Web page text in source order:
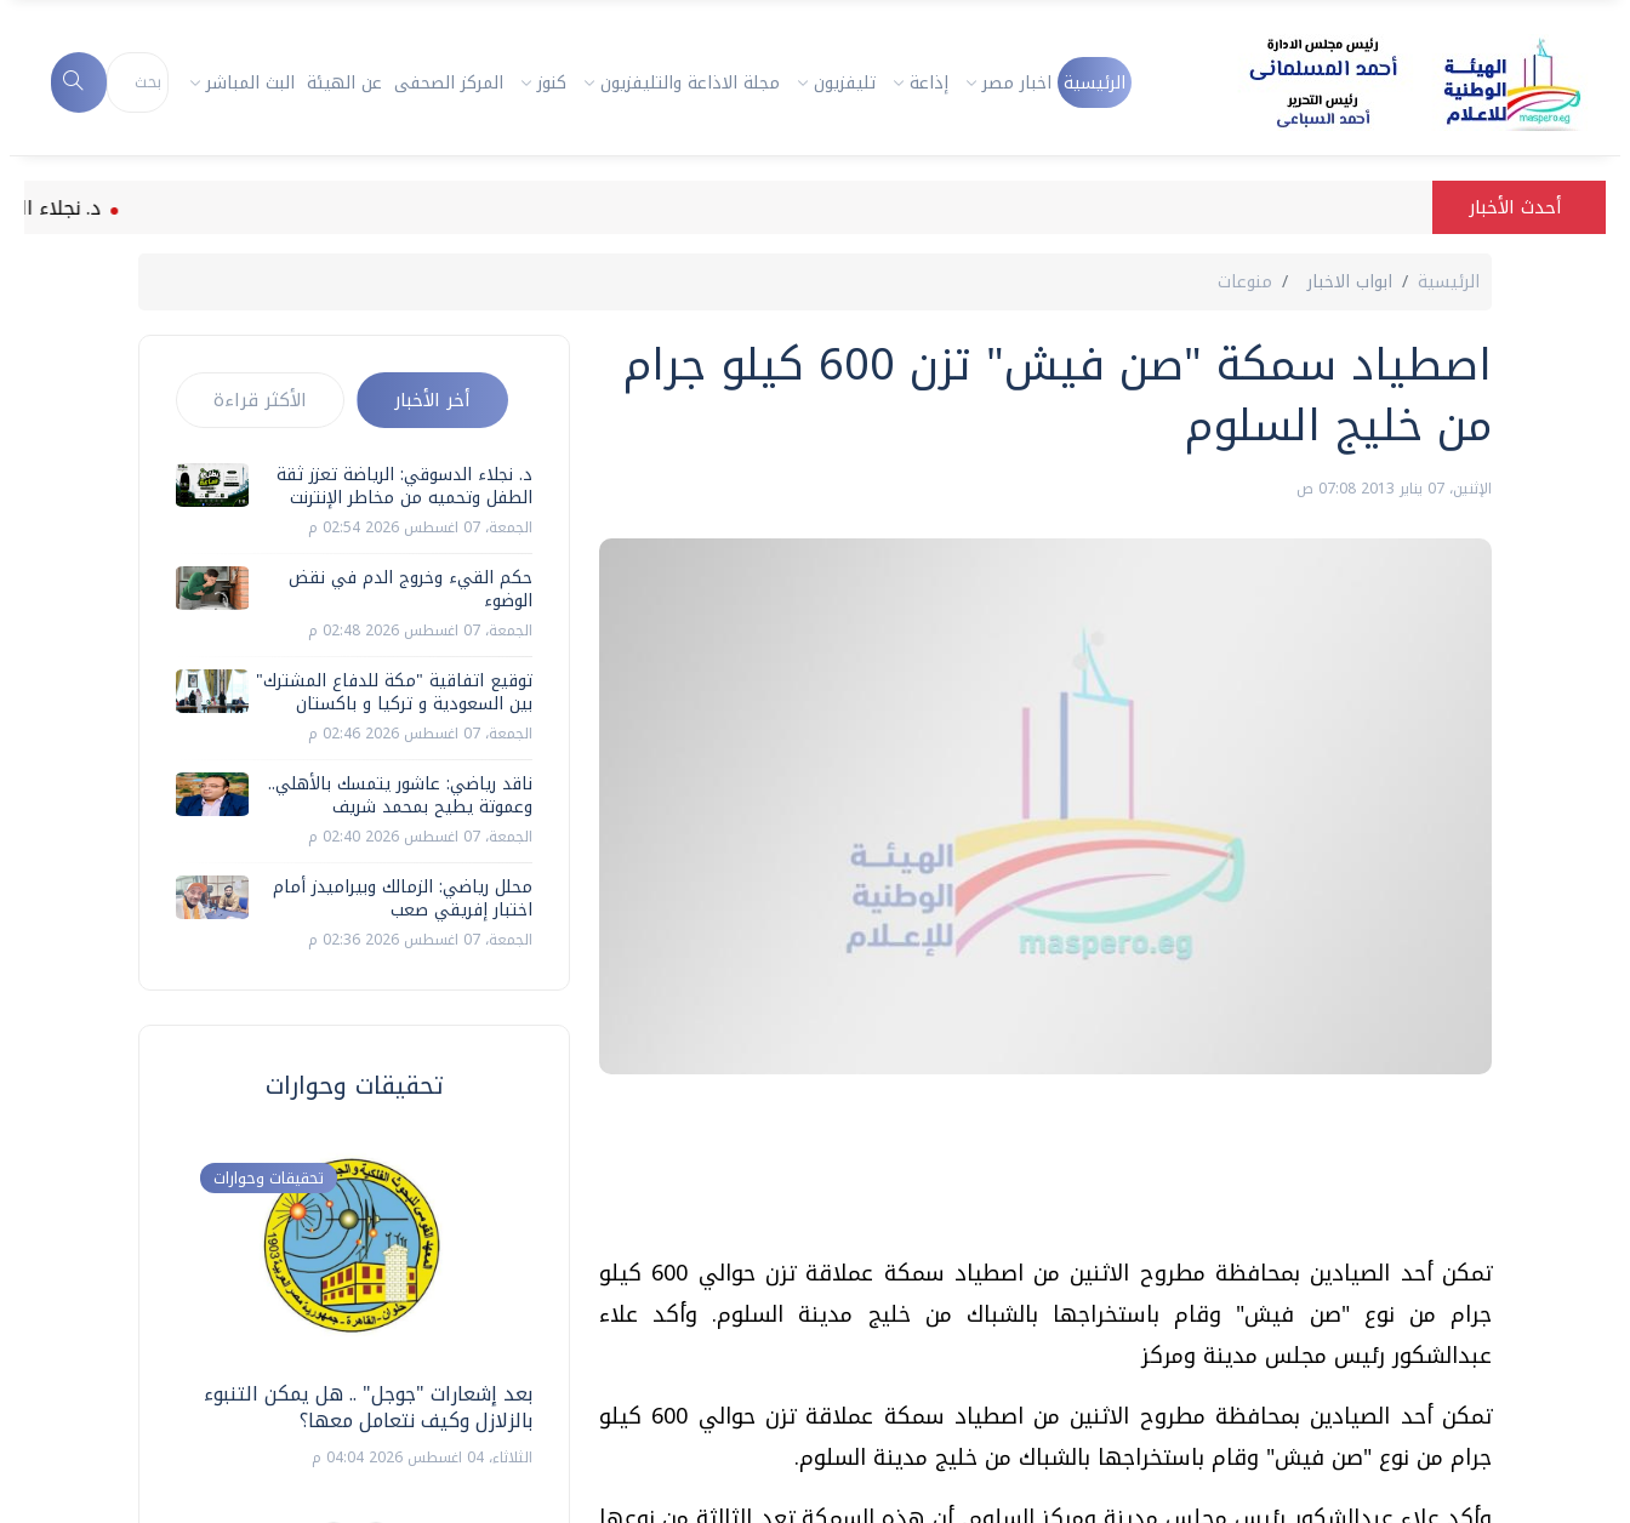
الرئيسية اخبار مصر إذاعة تليفزيون مجلة الاذاعة والتليفزيون كنوز المركز الصحفى عن الهيئة البث المباشر
أحدث الأخبار د. نجلاء
الرئيسية ابواب الاخبار منوعات
اصطياد سمكة "صن فيش" تزن 600 كيلو جرام
من خليج السلوم
الإثنين، 07 يناير 2013 07:08 ص
تمكن أحد الصيادين بمحافظة مطروح الاثنين من اصطياد سمكة عملاقة تزن حوالي 600 كيلو
جرام من نوع "صن فيش" وقام باستخراجها بالشباك من خليج مدينة السلوم. وأكد علاء
عبدالشكور رئيس مجلس مدينة ومركز
تمكن أحد الصيادين بمحافظة مطروح الاثنين من اصطياد سمكة عملاقة تزن حوالي 600 كيلو
جرام من نوع "صن فيش" وقام باستخراجها بالشباك من خليج مدينة السلوم.
أخر الأخبار الأكثر قراءة
د. نجلاء الدسوقي: الرياضة تعزز ثقة
الطفل وتحميه من مخاطر الإنترنت
الجمعة، 07 اغسطس 2026 02:54 م
حكم القيء وخروج الدم في نقض
الوضوء
الجمعة، 07 اغسطس 2026 02:48 م
توقيع اتفاقية "مكة للدفاع المشترك"
بين السعودية و تركيا و باكستان
الجمعة، 07 اغسطس 2026 02:46 م
ناقد رياضي: عاشور يتمسك بالأهلي..
وعموتة يطيح بمحمد شريف
الجمعة، 07 اغسطس 2026 02:40 م
محلل رياضي: الزمالك وبيراميدز أمام
اختبار إفريقي صعب
الجمعة، 07 اغسطس 2026 02:36 م
تحقيقات وحوارات
تحقيقات وحوارات
بعد إشعارات "جوجل" .. هل يمكن التنبوء
بالزلازل وكيف نتعامل معها؟
الثلاثاء، 04 اغسطس 2026 04:04 م
وإجابات
السبت، 01 اغسطس 2026 10:25 ص
وتحديات هائلة
الخميس، 30 يوليو 2026 01:09 م
موجات الطقس الساخنة.. لماذا تحدث وكيف